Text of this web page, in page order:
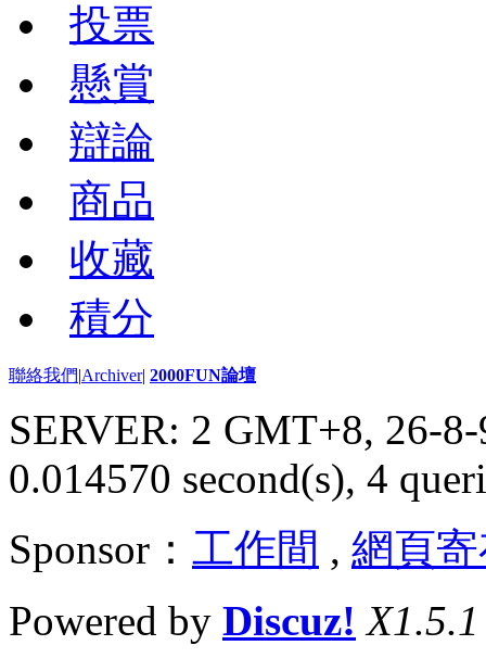
投票
懸賞
辯論
商品
收藏
積分
聯絡我們|Archiver| 2000FUN論壇
SERVER: 2 GMT+8, 26-
0.014570 second(s), 4
Sponsor： 工作間 , 網頁
Powered by Discuz! X1.5.1